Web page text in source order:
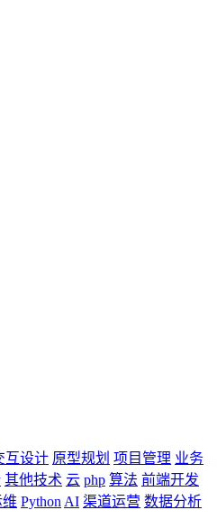
互设计 原型规划 项目管理 业务
其他技术 云 php 算法 前端开发
Python AI 渠道运营 数据分析